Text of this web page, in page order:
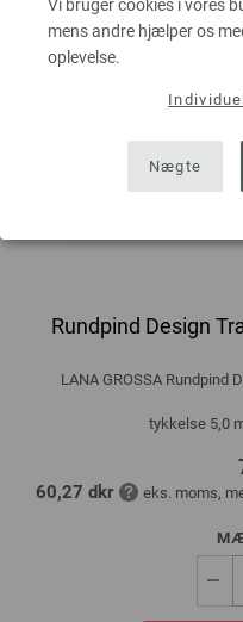
Vi bruger cookies i vores
mens andre hjælper os
oplevelse.
Nægte
Rundpind Design
LANA GROSSA
tykkelse 5,0
60,27 dkr eks. moms,